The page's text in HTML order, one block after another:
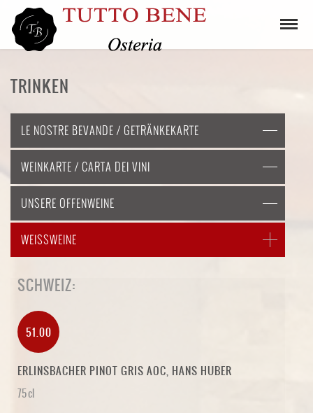
TRINKEN
LE NOSTRE BEVANDE / GETRÄNKEKARTE
WEINKARTE / CARTA DEI VINI
UNSERE OFFENWEINE
WEISSWEINE
SCHWEIZ:
51.00
ERLINSBACHER PINOT GRIS AOC, HANS HUBER
75 cl